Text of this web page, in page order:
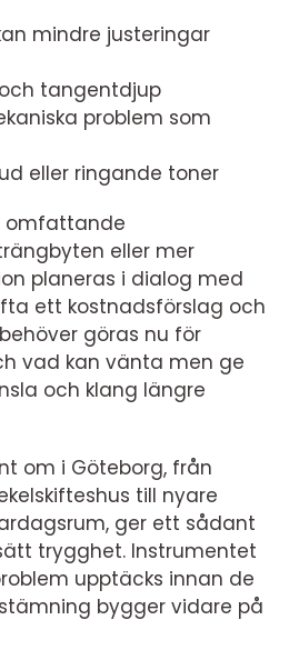
mindre justeringar
tangentdjup
problem som
eller ringande toner
omfattande
eller mer
planeras i dialog med
ett kostnadsförslag och
göras nu för
vad kan vänta men ge
och klang längre
om i Göteborg, från
till nyare
ger ett sådant
trygghet. Instrumentet
upptäcks innan de
bygger vidare på